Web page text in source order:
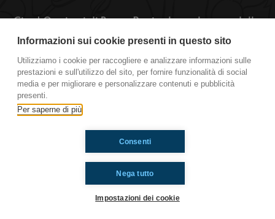
Ciao! Oggi noi di Borgo Panigale parleremo della
nostra opinione sull'inquinamento e dove
vogliamo vivere... Per sapere tutto ascoltateci!
Borgo Panigale
Ti è piaciuto? Condividilo!
Informazioni sui cookie presenti in questo sito
Utilizziamo i cookie per raccogliere e analizzare informazioni sulle
prestazioni e sull'utilizzo del sito, per fornire funzionalità di social
media e per migliorare e personalizzare contenuti e pubblicità
presenti.
Per saperne di più
Nega tutto
Consenti
Impostazioni dei cookie